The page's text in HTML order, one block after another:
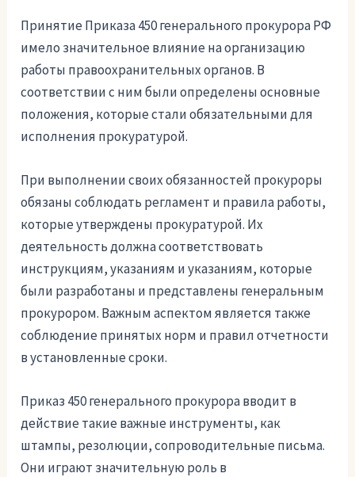
Принятие Приказа 450 генерального прокурора РФ
имело значительное влияние на организацию
работы правоохранительных органов. В
соответствии с ним были определены основные
положения, которые стали обязательными для
исполнения прокуратурой.
При выполнении своих обязанностей прокуроры
обязаны соблюдать регламент и правила работы,
которые утверждены прокуратурой. Их
деятельность должна соответствовать
инструкциям, указаниям и указаниям, которые
были разработаны и представлены генеральным
прокурором. Важным аспектом является также
соблюдение принятых норм и правил отчетности
в установленные сроки.
Приказ 450 генерального прокурора вводит в
действие такие важные инструменты, как
штампы, резолюции, сопроводительные письма.
Они играют значительную роль в